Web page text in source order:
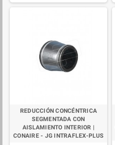
REDUCCIÓN CONCÉNTRICA
SEGMENTADA CON
AISLAMIENTO INTERIOR |
CONAIRE - JG INTRAFLEX-PLUS